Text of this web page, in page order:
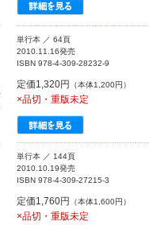
単行本 ／ 64頁
2010.11.16発売
ISBN 978-4-309-28232-9
定価1,320円 （本体1,200円）
×品切・重版未定
単行本 ／ 144頁
2010.10.19発売
ISBN 978-4-309-27215-3
定価1,760円 （本体1,600円）
×品切・重版未定